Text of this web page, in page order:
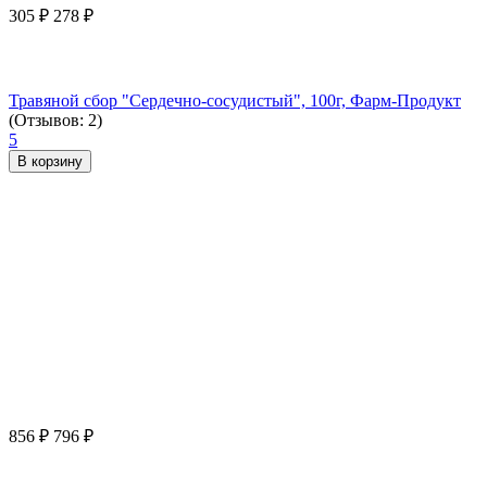
305 ₽ 278 ₽
Травяной сбор "Сердечно-сосудистый", 100г, Фарм-Продукт
(Отзывов: 2)
5
В корзину
856 ₽ 796 ₽